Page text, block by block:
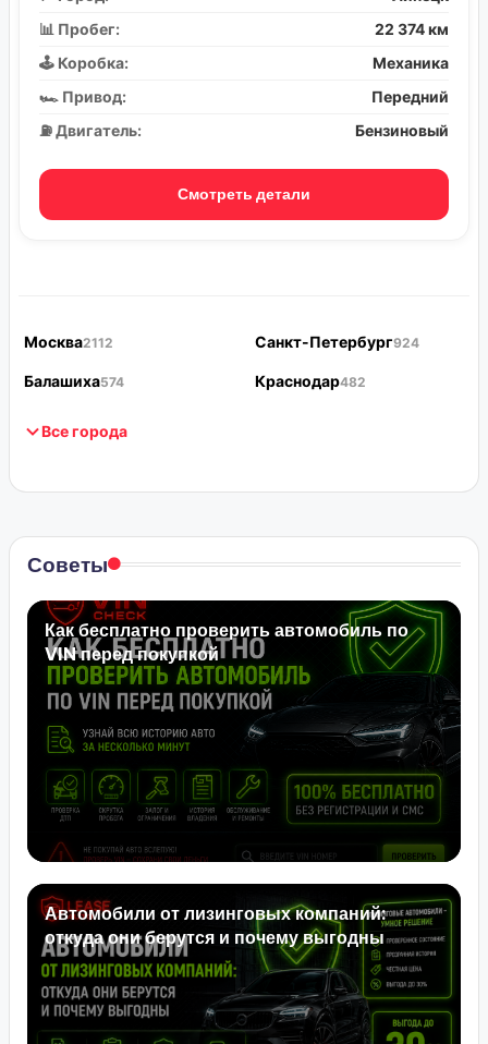
📊 Пробег:
22 374 км
🕹️ Коробка:
Механика
🏎️ Привод:
Передний
⛽ Двигатель:
Бензиновый
Смотреть детали
Москва2112 Санкт-Петербург924
Балашиха574 Краснодар482
Все города
Советы
Как бесплатно проверить автомобиль по
VIN перед покупкой
Автомобили от лизинговых компаний:
откуда они берутся и почему выгодны